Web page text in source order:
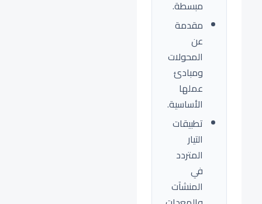
مبسطة.
مقدمة
عن
المحولات
ومبادئ
عملها
الأساسية.
تطبيقات
التيار
المتردد
في
المنشآت